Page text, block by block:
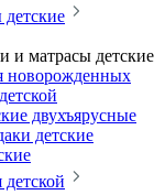
и матрасы детские
новорожденных
двухъярусные
детские